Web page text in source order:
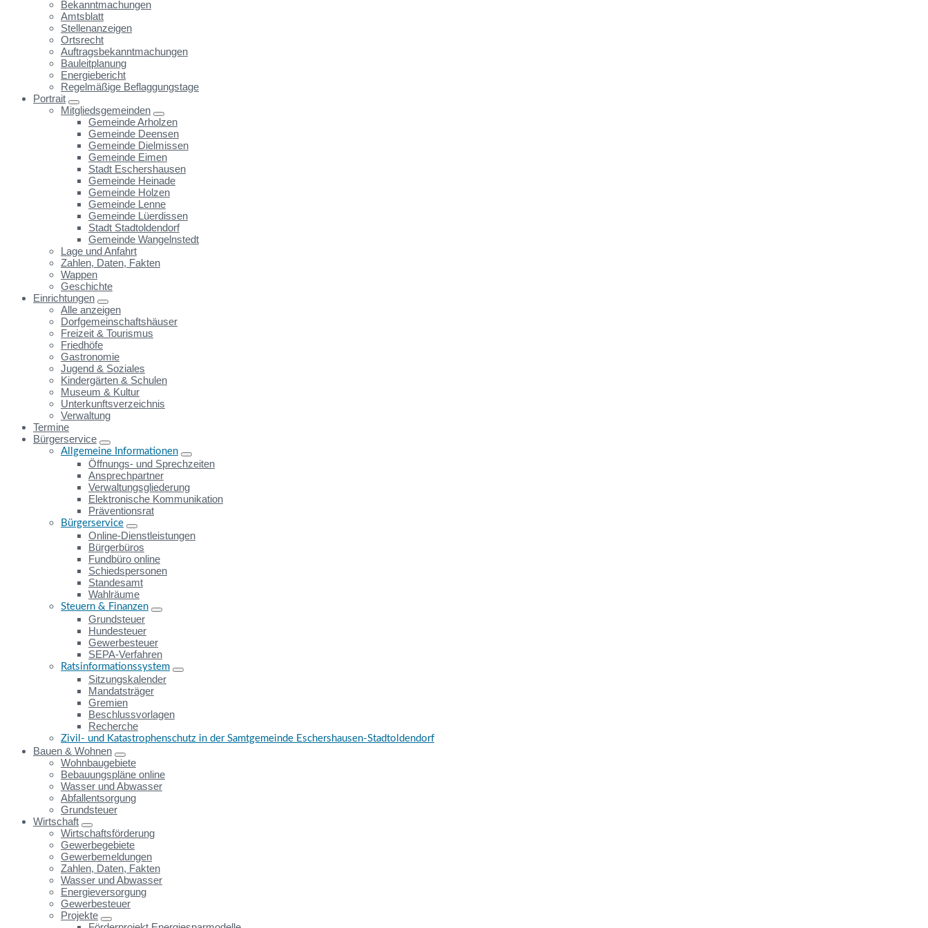
Bekanntmachungen
Amtsblatt
Stellenanzeigen
Ortsrecht
Auftragsbekanntmachungen
Bauleitplanung
Energiebericht
Regelmäßige Beflaggungstage
Portrait
Mitgliedsgemeinden
Gemeinde Arholzen
Gemeinde Deensen
Gemeinde Dielmissen
Gemeinde Eimen
Stadt Eschershausen
Gemeinde Heinade
Gemeinde Holzen
Gemeinde Lenne
Gemeinde Lüerdissen
Stadt Stadtoldendorf
Gemeinde Wangelnstedt
Lage und Anfahrt
Zahlen, Daten, Fakten
Wappen
Geschichte
Einrichtungen
Alle anzeigen
Dorfgemeinschaftshäuser
Freizeit & Tourismus
Friedhöfe
Gastronomie
Jugend & Soziales
Kindergärten & Schulen
Museum & Kultur
Unterkunftsverzeichnis
Verwaltung
Termine
Bürgerservice
Allgemeine Informationen
Öffnungs- und Sprechzeiten
Ansprechpartner
Verwaltungsgliederung
Elektronische Kommunikation
Präventionsrat
Bürgerservice
Online-Dienstleistungen
Bürgerbüros
Fundbüro online
Schiedspersonen
Standesamt
Wahlräume
Steuern & Finanzen
Grundsteuer
Hundesteuer
Gewerbesteuer
SEPA-Verfahren
Ratsinformationssystem
Sitzungskalender
Mandatsträger
Gremien
Beschlussvorlagen
Recherche
Zivil- und Katastrophenschutz in der Samtgemeinde Eschershausen-Stadtoldendorf
Bauen & Wohnen
Wohnbaugebiete
Bebauungspläne online
Wasser und Abwasser
Abfallentsorgung
Grundsteuer
Wirtschaft
Wirtschaftsförderung
Gewerbegebiete
Gewerbemeldungen
Zahlen, Daten, Fakten
Wasser und Abwasser
Energieversorgung
Gewerbesteuer
Projekte